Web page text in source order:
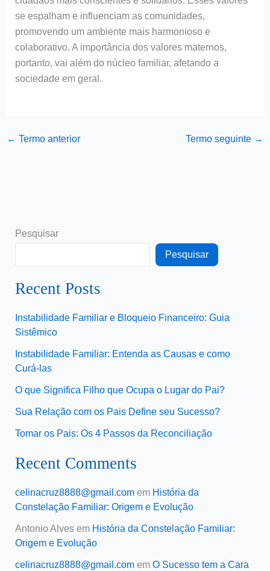
se espalham e influenciam as comunidades,
promovendo um ambiente mais harmonioso e
colaborativo. A importância dos valores maternos,
portanto, vai além do núcleo familiar, afetando a
sociedade em geral.
← Termo anterior Termo seguinte →
Pesquisar
Pesquisar
Recent Posts
Instabilidade Familiar e Bloqueio Financeiro: Guia
Sistêmico
Instabilidade Familiar: Entenda as Causas e como
Curá-las
O que Significa Filho que Ocupa o Lugar do Pai?
Sua Relação com os Pais Define seu Sucesso?
Tomar os Pais: Os 4 Passos da Reconciliação
Recent Comments
celinacruz8888@gmail.comem História da
Constelação Familiar: Origem e Evolução
Antonio Alvesem História da Constelação Familiar:
Origem e Evolução
celinacruz8888@gmail.comem O Sucesso tem a Cara